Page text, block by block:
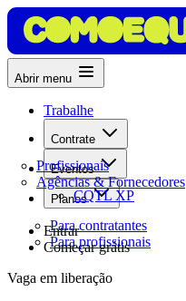
Abrir menu
Trabalhe
Contrate
Profissionais
Agências & Fornecedores
Eventos
CQTL XP
Planos
Para contratantes
Para profissionais
Entrar
Começar grátis
Vaga em liberação